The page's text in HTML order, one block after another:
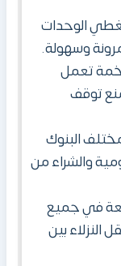
الوحدات
وسهولة.
تعمل
توقف
البنوك
والشراء من
في جميع
النزلاء بين